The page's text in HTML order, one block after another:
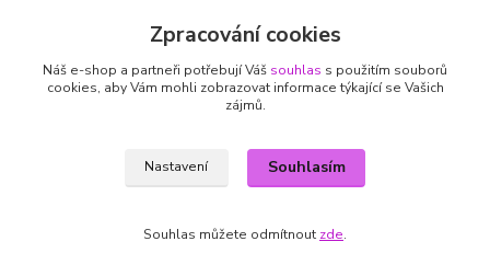
+420 737 725 324
(Po-Pá, 9-17 hod.)
Zpracování cookies
Náš e-shop a partneři potřebují Váš souhlas s použitím souborů
cookies, aby Vám mohli zobrazovat informace týkající se Vašich
zájmů.
Nastavení Souhlasím
Souhlas můžete odmítnout zde.